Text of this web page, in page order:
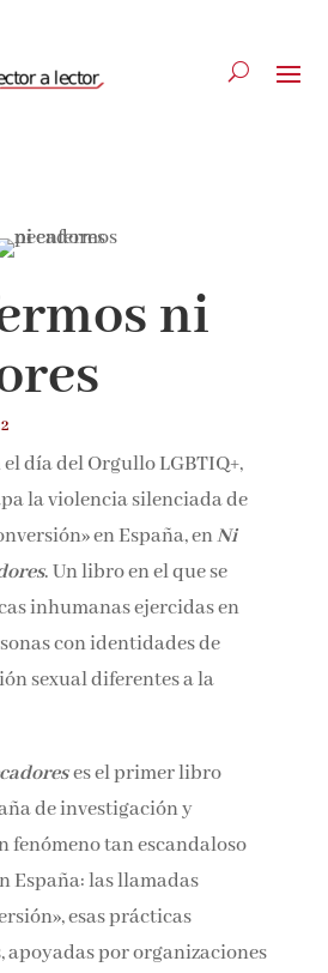
ni
día del Orgullo LGBTIQ+,
la violencia silenciada de
en España, enNi
. Un libro en el que se
inhumanas ejercidas en
con identidades de
sexual diferentes a la
es el primer libro
de investigación y
fenómeno tan escandaloso
España: las llamadas
esas prácticas
apoyadas por
y No Te Pierdas
de amantes de la
en tu bandeja de entrada.